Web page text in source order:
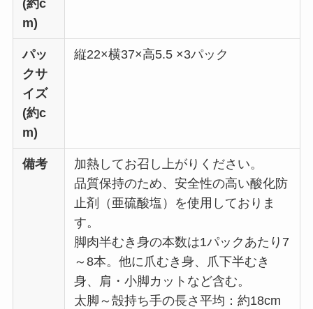
(約c
m)
パッ
クサ
イズ
(約c
m)
縦22×横37×高5.5 ×3パック
備考
加熱してお召し上がりください。
品質保持のため、安全性の高い酸化防
止剤（亜硫酸塩）を使用しておりま
す。
脚肉半むき身の本数は1パックあたり7
～8本。他に爪むき身、爪下半むき
身、肩・小脚カットなど含む。
太脚～殻持ち手の長さ平均：約18cm